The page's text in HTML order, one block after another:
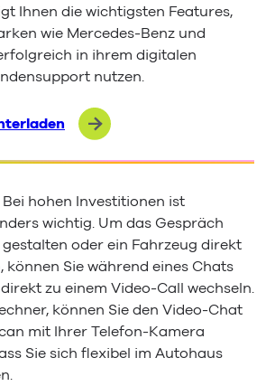
Ihnen die wichtigsten Features,
wie Mercedes-Benz und
in ihrem digitalen
nutzen.
Bei hohen Investitionen ist
wichtig. Um das Gespräch
oder ein Fahrzeug direkt
können Sie während eines Chats
zu einem Video-Call wechseln.
können Sie den Video-Chat
mit Ihrer Telefon-Kamera
Sie sich flexibel im Autohaus